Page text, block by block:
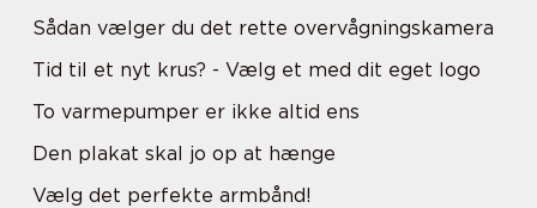
Sådan vælger du det rette overvågningskamera
Tid til et nyt krus? - Vælg et med dit eget logo
To varmepumper er ikke altid ens
Den plakat skal jo op at hænge
Vælg det perfekte armbånd!